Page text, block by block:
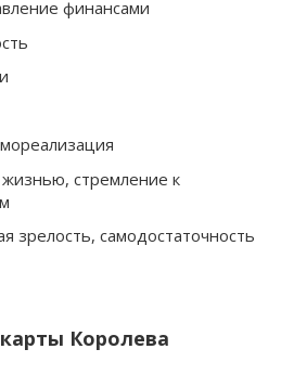
финансами
стремление к
зрелость, самодостаточность
Королева